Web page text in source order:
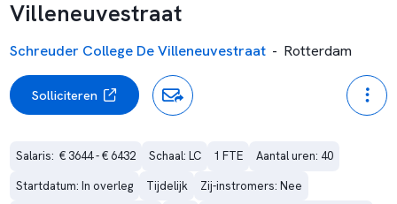
Villeneuvestraat
Schreuder College De Villeneuvestraat - Rotterdam
Solliciteren
Salaris:  € 3644 - € 6432 Schaal: LC 1 FTE
Aantal uren: 40
Startdatum: In overleg
Tijdelijk
Zij-instromers: Nee